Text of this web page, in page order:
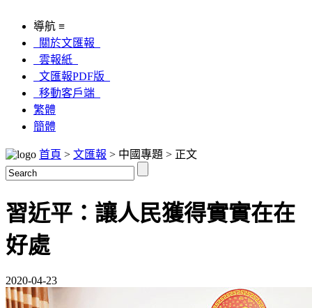
導航 ≡
關於文匯報
雲報紙
文匯報PDF版
移動客戶端
繁體
簡體
首頁 > 文匯報 > 中國專題 > 正文
習近平：讓人民獲得實實在在
好處
2020-04-23